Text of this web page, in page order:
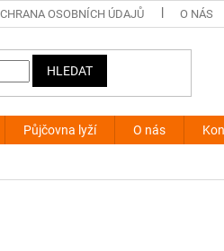
OSOBNÍCH ÚDAJŮ O NÁS
HLEDAT
Půjčovna lyží O nás